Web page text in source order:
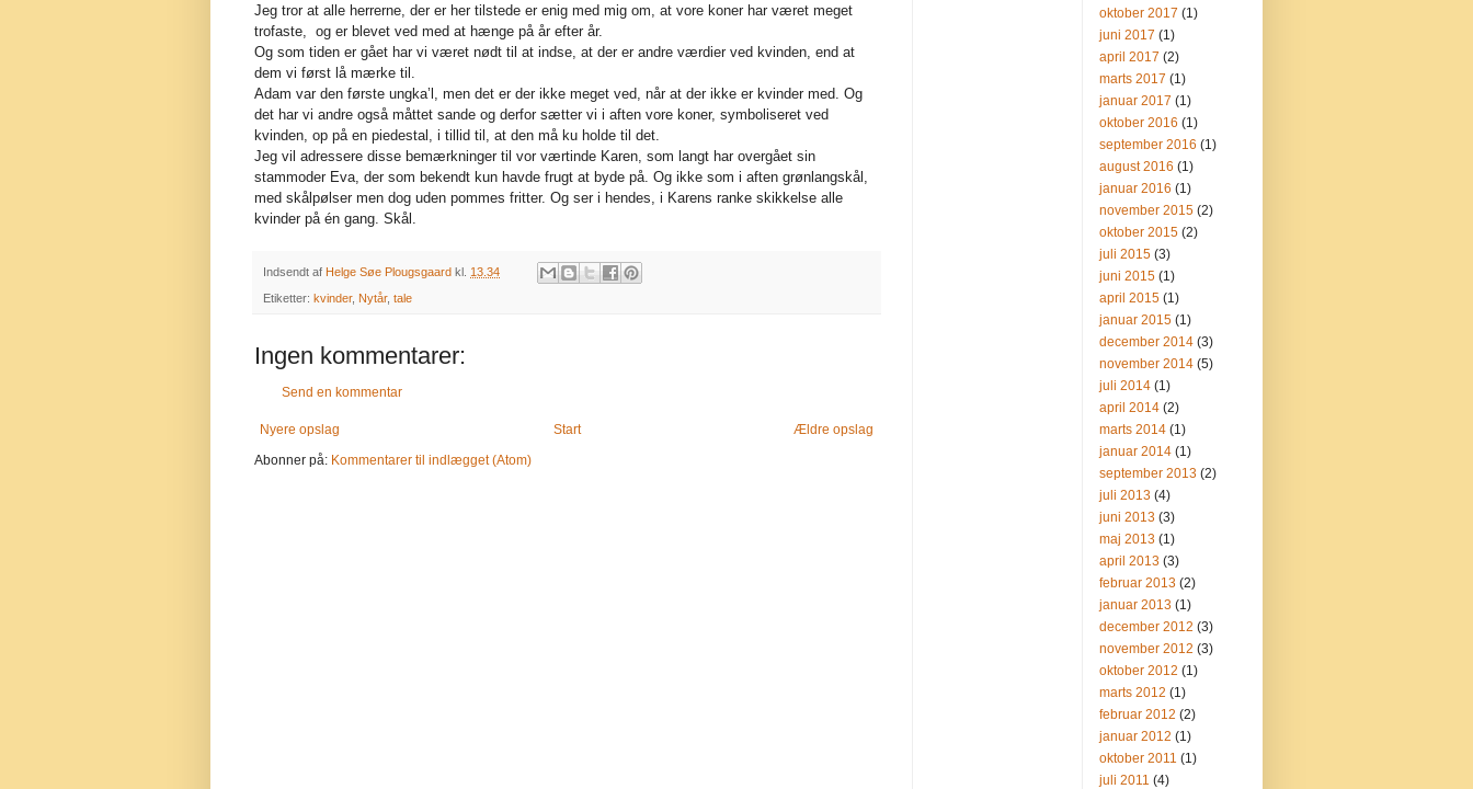
Jeg tror at alle herrerne, der er her tilstede er enig med mig om, at vore koner har været meget
trofaste, og er blevet ved med at hænge på år efter år.
Og som tiden er gået har vi været nødt til at indse, at der er andre værdier ved kvinden, end at
dem vi først lå mærke til.
Adam var den første ungka’l, men det er der ikke meget ved, når at der ikke er kvinder med. Og
det har vi andre også måttet sande og derfor sætter vi i aften vore koner, symboliseret ved
kvinden, op på en piedestal, i tillid til, at den må ku holde til det.
Jeg vil adressere disse bemærkninger til vor værtinde Karen, som langt har overgået sin
stammoder Eva, der som bekendt kun havde frugt at byde på. Og ikke som i aften grønlangskål,
med skålpølser men dog uden pommes fritter. Og ser i hendes, i Karens ranke skikkelse alle
kvinder på én gang. Skål.
Indsendt af Helge Søe Plougsgaard kl. 13.34
Etiketter: kvinder, Nytår, tale
Ingen kommentarer:
Send en kommentar
Nyere opslag Ældre opslag
Start
Abonner på: Kommentarer til indlægget (Atom)
oktober 2017 (1)
juni 2017 (1)
april 2017 (2)
marts 2017 (1)
januar 2017 (1)
oktober 2016 (1)
september 2016 (1)
august 2016 (1)
januar 2016 (1)
november 2015 (2)
oktober 2015 (2)
juli 2015 (3)
juni 2015 (1)
april 2015 (1)
januar 2015 (1)
december 2014 (3)
november 2014 (5)
juli 2014 (1)
april 2014 (2)
marts 2014 (1)
januar 2014 (1)
september 2013 (2)
juli 2013 (4)
juni 2013 (3)
maj 2013 (1)
april 2013 (3)
februar 2013 (2)
januar 2013 (1)
december 2012 (3)
november 2012 (3)
oktober 2012 (1)
marts 2012 (1)
februar 2012 (2)
januar 2012 (1)
oktober 2011 (1)
juli 2011 (4)